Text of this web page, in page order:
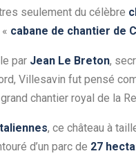
seulement du célèbre
cabane de chantier de
par Jean Le Breton,
Villesavin fut pensé
chantier royal de la
, ce château à
d’un parc de 27